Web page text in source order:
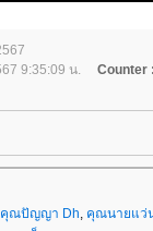
9:35:09 น. Counter :
คุณปัญญา Dh, คุณนายแว่